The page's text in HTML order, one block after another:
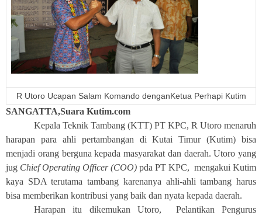
R Utoro Ucapan Salam Komando denganKetua Perhapi Kutim
SANGATTA,Suara Kutim.com
Kepala Teknik Tambang (KTT) PT KPC, R Utoro menaruh
harapan para ahli pertambangan di Kutai Timur (Kutim) bisa
menjadi orang berguna kepada masyarakat dan daerah. Utoro yang
jug Chief Operating Officer (COO) pda PT KPC, mengakui Kutim
kaya SDA terutama tambang karenanya ahli-ahli tambang harus
bisa memberikan kontribusi yang baik dan nyata kepada daerah.
Harapan itu dikemukan Utoro, Pelantikan Pengurus